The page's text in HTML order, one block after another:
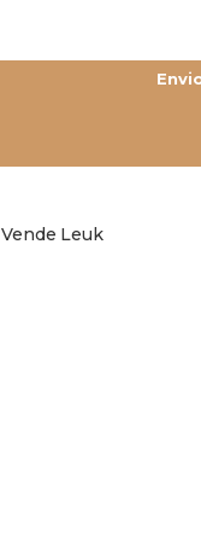
Vende Leuk